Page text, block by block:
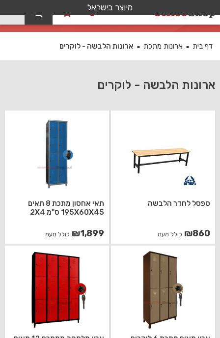
מיוצר בישראל
ארונות הלבשה - לוקרים
דף בית ■ ארונות מתכת ■ ארונות הלבשה - לוקרים
ארונות הלבשה - לוקרים
ספסל לחדר הלבשה
₪860 כולל מעמ
תאי אחסון מתכת 8 תאים
195X60X45 ס"מ 2X4
₪1,899 כולל מעמ